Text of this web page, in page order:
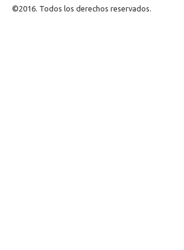
©2016. Todos los derechos reservados.